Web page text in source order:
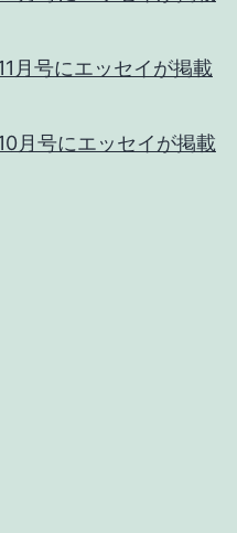
月号にエッセイが掲載
月号にエッセイが掲載